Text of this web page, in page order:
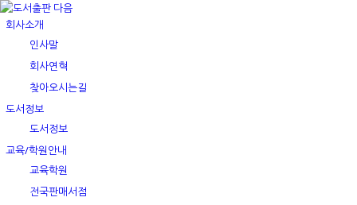
회사소개
인사말
회사연혁
찾아오시는길
도서정보
도서정보
교육/학원안내
교육학원
전국판매서점